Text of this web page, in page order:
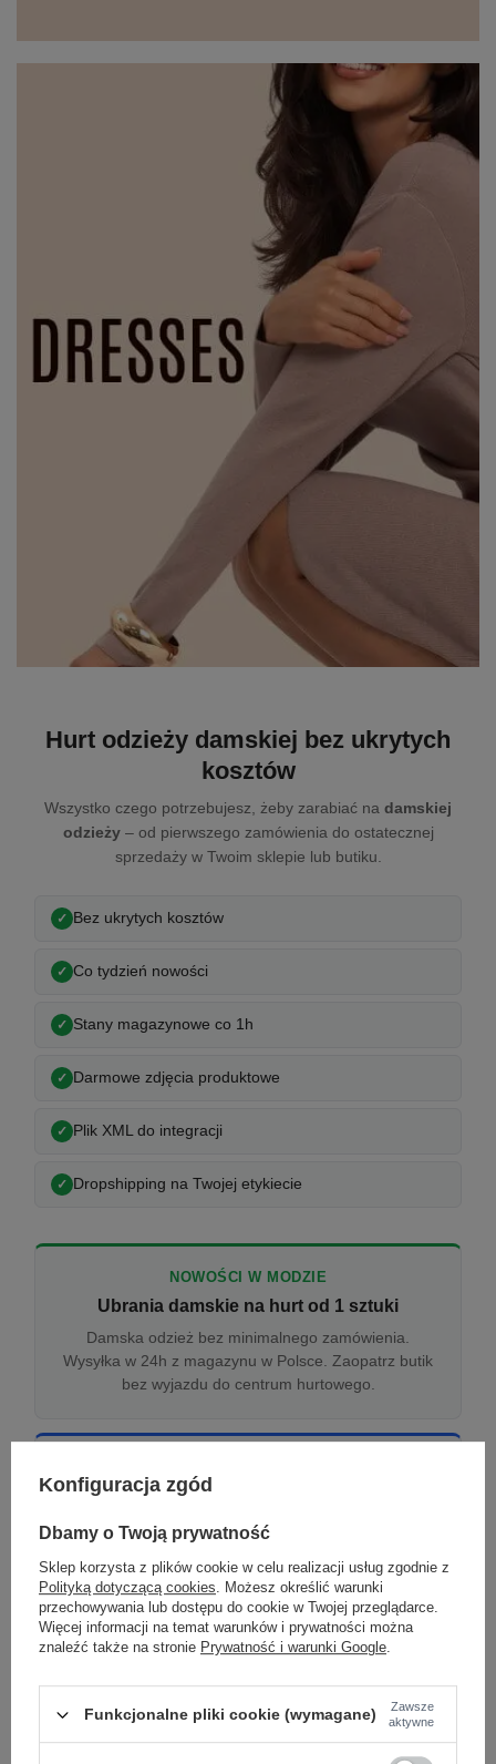
Hurt odzieży damskiej bez ukrytych
kosztów
Wszystko czego potrzebujesz, żeby zarabiać na damskiej
odzieży– od pierwszego zamówienia do ostatecznej
sprzedaży w Twoim sklepie lub butiku.
Bez ukrytych kosztów
Co tydzień nowości
Stany magazynowe co 1h
Darmowe zdjęcia produktowe
Plik XML do integracji
Dropshipping na Twojej etykiecie
NOWOŚCI W MODZIE
Ubrania damskie na hurt od 1 sztuki
Damska odzież bez minimalnego zamówienia.
Wysyłka w 24h z magazynu w Polsce. Zaopatrz butik
bez wyjazdu do centrum hurtowego.
Odzież damska hurtowo online
Internetowa hurtownia damska z plikiem XML/CSV.
Aktualizacja stanów co godzinę.
DROPSHIPPING
Damskie ubrania w dropshippingu
Hurt odzieży damskiej z wysyłką na etykiecie Twojego
sklepu w całej UE. Zero magazynu, zero
Konfiguracja zgód
Dbamy o Twoją prywatność
Sklep korzysta z plików cookie w celu realizacji usług zgodnie z
Polityką dotyczącą cookies. Możesz określić warunki
przechowywania lub dostępu do cookie w Twojej przeglądarce.
Więcej informacji na temat warunków i prywatności można
znaleźć także na stronie Prywatność i warunki Google.
Funkcjonalne pliki cookie (wymagane)
Zawsze
aktywne